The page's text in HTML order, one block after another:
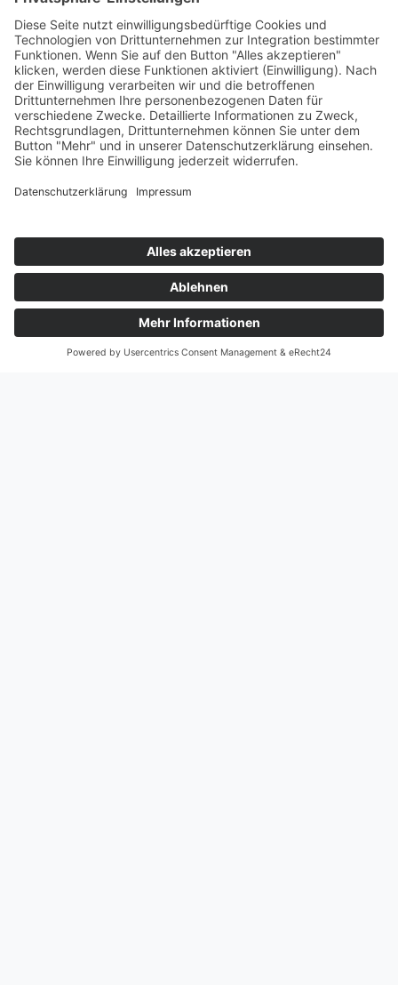
Name, E-Mail-Adresse und Website in diesem Browser für
meinen nächsten Kommentar speichern.
Neueste Beiträge
Einen Cloud Server in Hetzner anlegen: Schritt für
Schritt Anleitung
IMAP-Migration von Mailcow zu Microsoft 365: Eine
Schritt-für-Schritt-Anleitung
Manuelle GitLab Backups: Ein komplettes Skript für
faule Leute
GitLab – Meine Grundeinstellungen
Meine Unternehmen